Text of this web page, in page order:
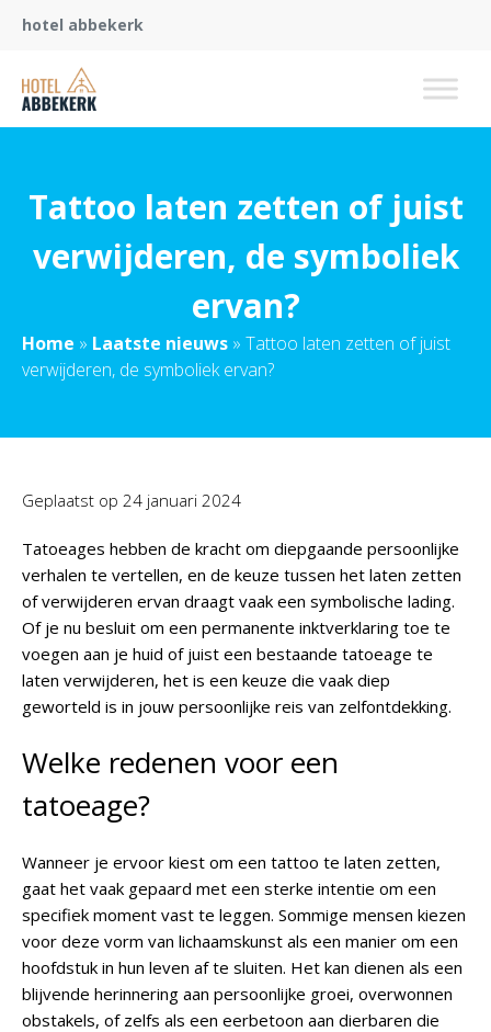
hotel abbekerk
Tattoo laten zetten of juist
verwijderen, de symboliek
ervan?
Home » Laatste nieuws » Tattoo laten zetten of juist
verwijderen, de symboliek ervan?
Geplaatst op 24 januari 2024
Tatoeages hebben de kracht om diepgaande persoonlijke
verhalen te vertellen, en de keuze tussen het laten zetten
of verwijderen ervan draagt vaak een symbolische lading.
Of je nu besluit om een permanente inktverklaring toe te
voegen aan je huid of juist een bestaande tatoeage te
laten verwijderen, het is een keuze die vaak diep
geworteld is in jouw persoonlijke reis van zelfontdekking.
Welke redenen voor een
tatoeage?
Wanneer je ervoor kiest om een tattoo te laten zetten,
gaat het vaak gepaard met een sterke intentie om een
specifiek moment vast te leggen. Sommige mensen kiezen
voor deze vorm van lichaamskunst als een manier om een
hoofdstuk in hun leven af te sluiten. Het kan dienen als een
blijvende herinnering aan persoonlijke groei, overwonnen
obstakels, of zelfs als een eerbetoon aan dierbaren die